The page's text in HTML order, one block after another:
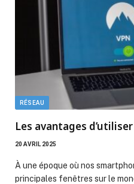
RÉSEAU
Les avantages
20 AVRIL 2025
À une époque où nos
principales fenêtres sur le